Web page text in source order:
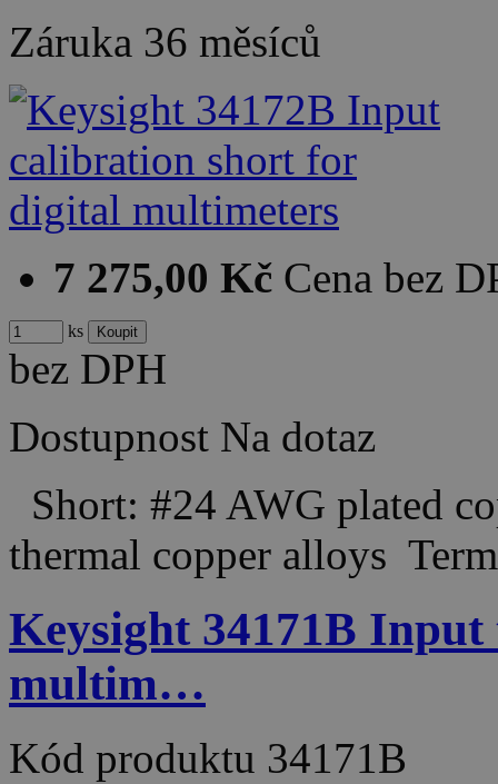
Záruka 36 měsíců
7 275,00 Kč Cena bez
ks
bez DPH
Dostupnost Na dotaz
Short: #24 AWG plated
thermal copper alloys
Keysight 34171B
multim…
Kód produktu 34171B